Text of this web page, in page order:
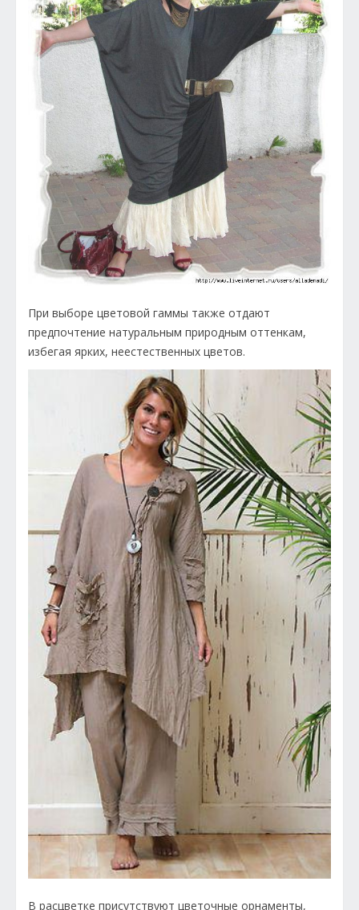
При выборе цветовой гаммы также отдают
предпочтение натуральным природным оттенкам,
избегая ярких, неестественных цветов.
В расцветке присутствуют цветочные орнаменты,